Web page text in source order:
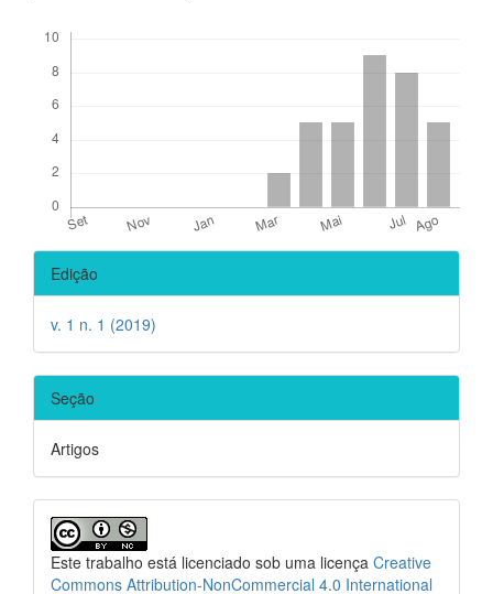
Detalhes
do
artigo
Edição
v. 1 n. 1 (2019)
Seção
Artigos
Este trabalho está licenciado sob uma licença Creative
Commons Attribution-NonCommercial 4.0 International